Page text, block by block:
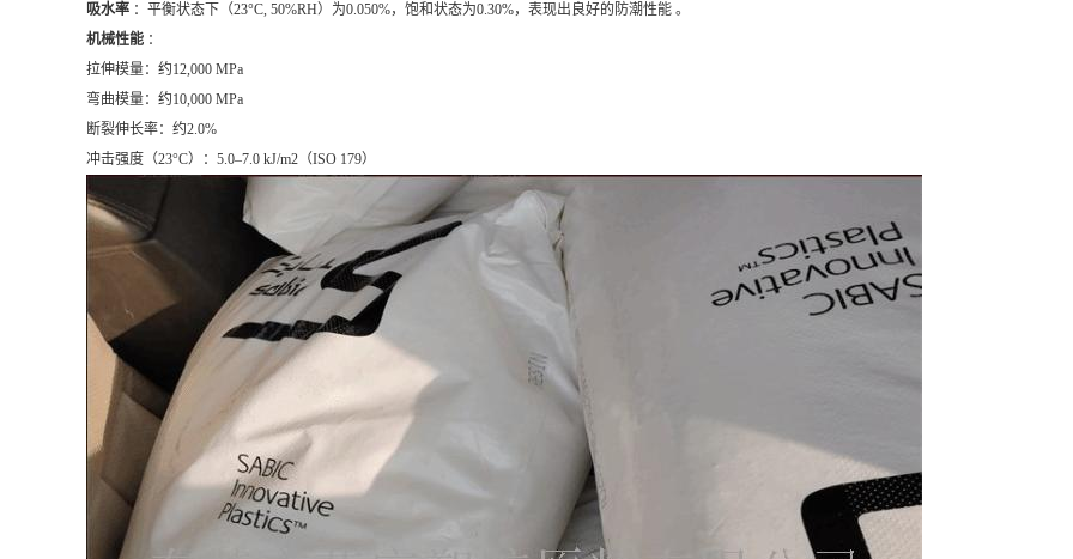
吸水率 ：平衡状态下（23°C, 50%RH）为0.050%，饱和状态为0.30%，表现出良好的防潮性能 。
机械性能 ：
拉伸模量：约12,000 MPa
弯曲模量：约10,000 MPa
断裂伸长率：约2.0%
冲击强度（23°C）：5.0–7.0 kJ/m2（ISO 179）